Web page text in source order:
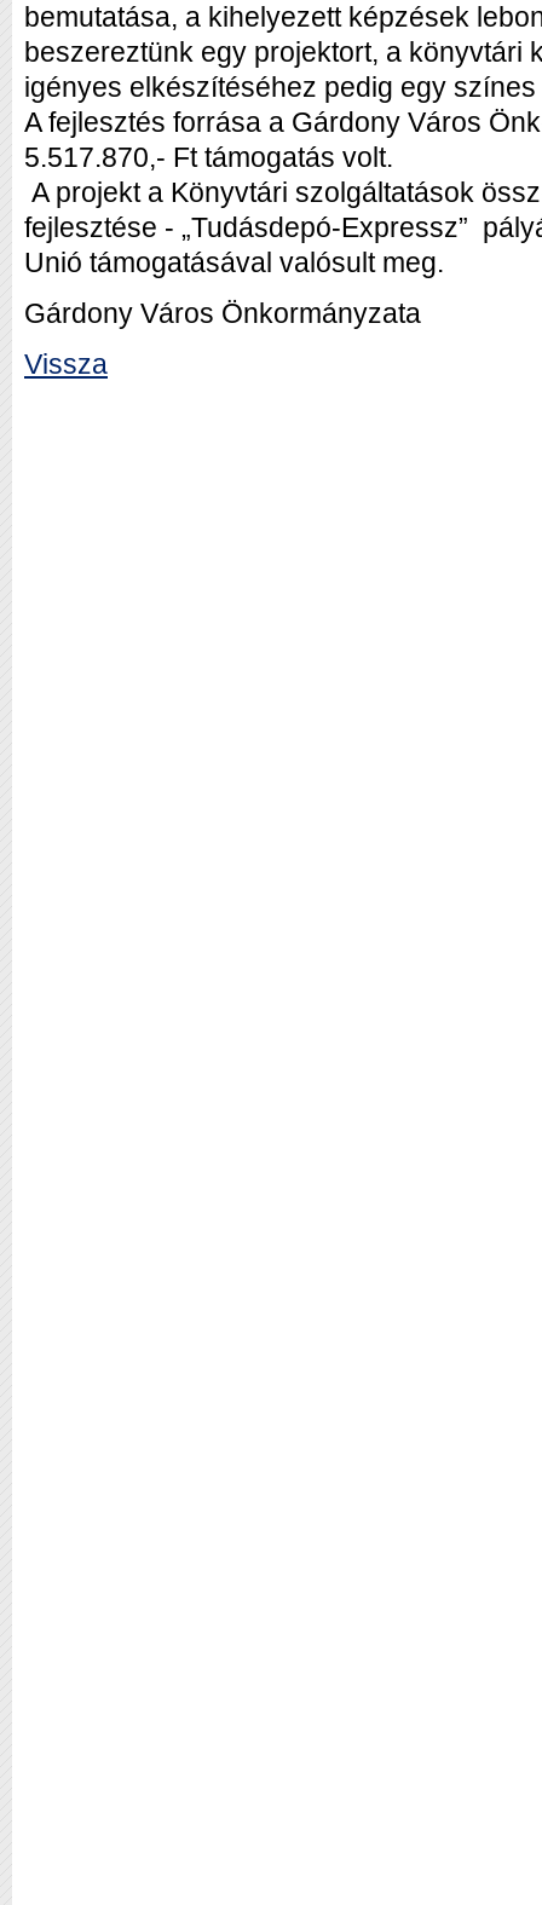
bemutatása, a kihelyezett képzések
beszereztünk egy projektort, a könyvtári
igényes elkészítéséhez pedig egy
A fejlesztés forrása a Gárdony Város
5.517.870,- Ft támogatás volt.
A projekt a Könyvtári szolgáltatások
fejlesztése - „Tudásdepó-Expressz”
Unió támogatásával valósult meg.
Gárdony Város Önkormányzata
Vissza